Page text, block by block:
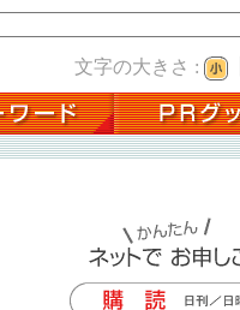
文字の大きさ :